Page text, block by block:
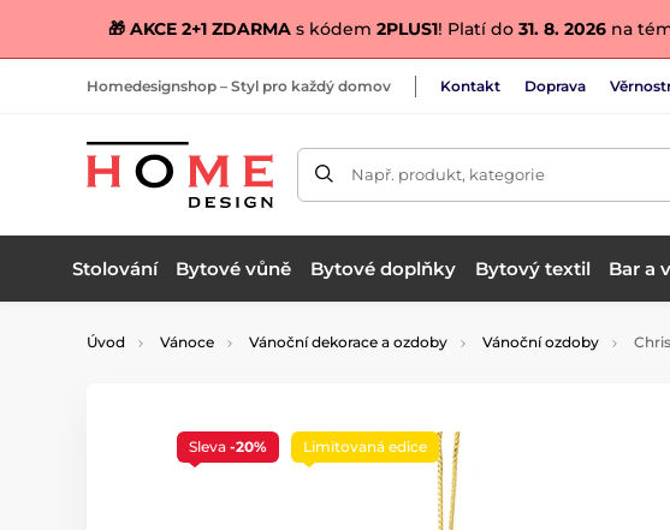
🎁 AKCE 2+1 ZDARMAs kódem 2PLUS1! Platí do31. 8. 2026na
Homedesignshop – Styl pro každý domov Kontakt Doprava
Např. produkt, kategorie
Stolování Bytové vůně Bytové doplňky Bytový textil Bar a
Úvod Vánoce Vánoční dekorace a ozdoby Vánoční ozdoby
Sleva -20% Limitovaná edice